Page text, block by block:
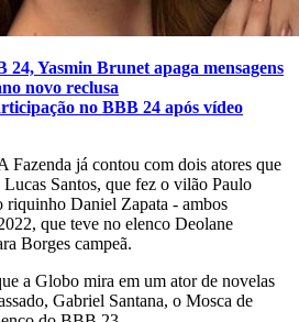
24, Yasmin Brunet apaga mensagens
novo reclusa
no BBB 24 após vídeo
Fazenda já contou com dois atores que
Santos, que fez o vilão Paulo
riquinho Daniel Zapata - ambos
que teve no elenco Deolane
Borges campeã.
a Globo mira em um ator de novelas
Gabriel Santana, o Mosca de